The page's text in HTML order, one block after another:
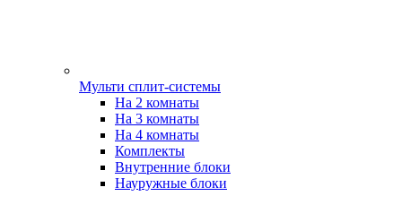
Мульти сплит-системы
На 2 комнаты
На 3 комнаты
На 4 комнаты
Комплекты
Внутренние блоки
Науружные блоки